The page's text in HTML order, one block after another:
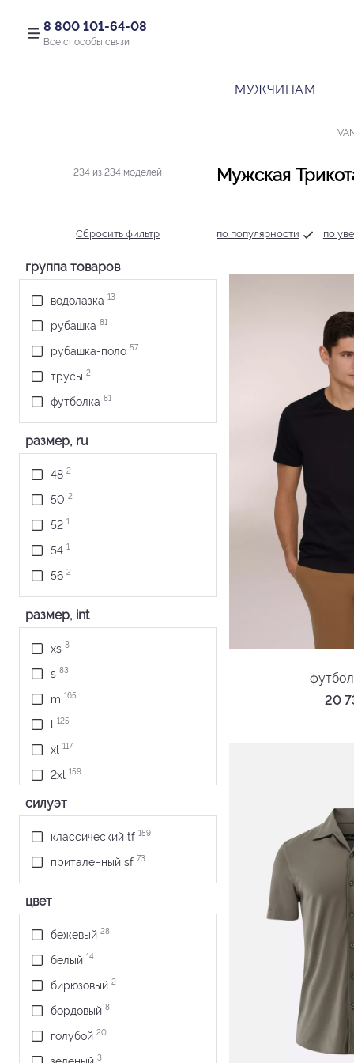
8 800 101-64-08
Все способы связи
МУЖЧИНАМ
234 из 234 моделей
Сбросить фильтр
группа товаров
водолазка 13
рубашка 81
рубашка-поло 57
трусы 2
футболка 81
размер, ru
48 2
50 2
52 1
54 1
56 2
размер, int
xs 3
s 83
m 165
l 125
xl 117
2xl 159
3xl
силуэт
классический tf 159
приталенный sf 73
цвет
бежевый 28
белый 14
бирюзовый 2
бордовый 8
голубой 20
3
Мужская
по популярности по
20